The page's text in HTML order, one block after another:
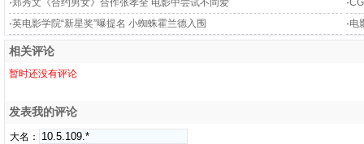
·郑秀文《合约男女》合作张孝全 电影中尝试不同爱 ·
·英电影学院“新星奖”曝提名 小蜘蛛霍兰德入围 ·电
相关评论
暂时还没有评论
发表我的评论
大名：